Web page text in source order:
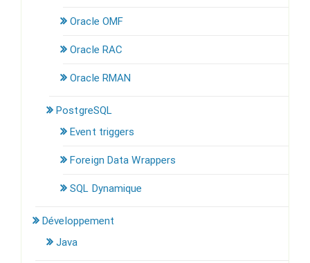
Oracle OMF
Oracle RAC
Oracle RMAN
PostgreSQL
Event triggers
Foreign Data Wrappers
SQL Dynamique
Développement
Java